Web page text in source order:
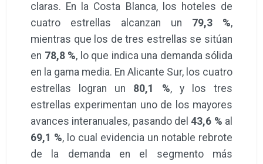
claras. En la Costa Blanca, los hoteles de
cuatro estrellas alcanzan un 79,3 %,
mientras que los de tres estrellas se sitúan
en 78,8 %, lo que indica una demanda sólida
en la gama media. En Alicante Sur, los cuatro
estrellas logran un 80,1 %, y los tres
estrellas experimentan uno de los mayores
avances interanuales, pasando del43,6 % al
69,1 %, lo cual evidencia un notable rebrote
de la demanda en el segmento más